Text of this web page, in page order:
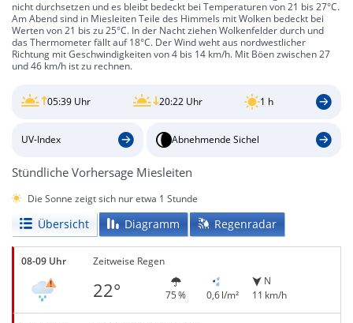
nicht durchsetzen und es bleibt bedeckt bei Temperaturen von 21 bis 27°C.
Am Abend sind in Miesleiten Teile des Himmels mit Wolken bedeckt bei
Werten von 21 bis zu 25°C. In der Nacht ziehen Wolkenfelder durch und
das Thermometer fällt auf 18°C. Der Wind weht aus nordwestlicher
Richtung mit Geschwindigkeiten von 4 bis 14 km/h. Mit Böen zwischen 27
und 46 km/h ist zu rechnen.
05:39 Uhr 20:22 Uhr 1 h
UV-Index Abnehmende Sichel
Stündliche Vorhersage Miesleiten
Die Sonne zeigt sich nur etwa 1 Stunde
Übersicht Diagramm Regenradar
08-09 Uhr Zeitweise Regen
22° 75 % 0,6 l/m²
N
11 km/h